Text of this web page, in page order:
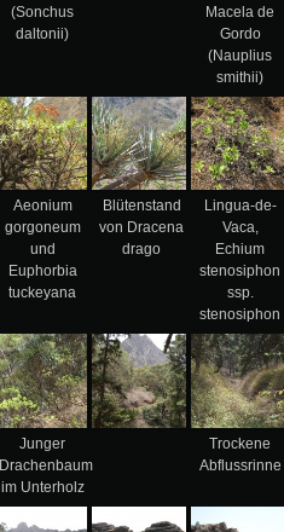
(Sonchus
daltonii)
Macela de
Gordo
(Nauplius
smithii)
Aeonium
gorgoneum
und
Euphorbia
tuckeyana
Blütenstand
von Dracena
drago
Lingua-de-
Vaca,
Echium
stenosiphon
ssp.
stenosiphon
Junger
Drachenbaum
im Unterholz
Trockene
Abflussrinne